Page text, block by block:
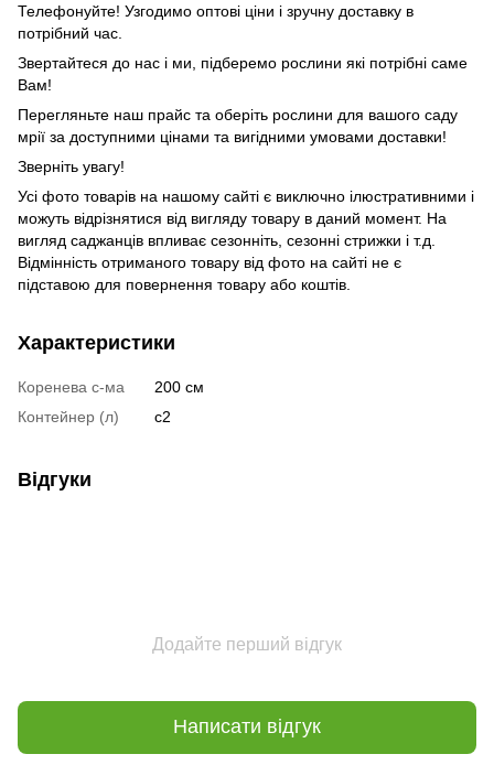
Телефонуйте! Узгодимо оптові ціни і зручну доставку в
потрібний час.
Звертайтеся до нас і ми, підберемо рослини які потрібні саме
Вам!
Перегляньте наш прайс та оберіть рослини для вашого саду
мрії за доступними цінами та вигідними умовами доставки!
Зверніть увагу!
Усі фото товарів на нашому сайті є виключно ілюстративними і
можуть відрізнятися від вигляду товару в даний момент. На
вигляд саджанців впливає сезонніть, сезонні стрижки і т.д.
Відмінність отриманого товару від фото на сайті не є
підставою для повернення товару або коштів.
Характеристики
Коренева с-ма
200 см
Контейнер (л)
с2
Відгуки
Додайте перший відгук
Написати відгук